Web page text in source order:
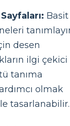
Basit
desen
ilgi çekici
tanıma
olmak
tasarlanabilir.